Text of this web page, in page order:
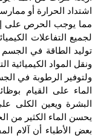
اشتداد الحرارة أو
مما يوجب الحرص على
لجميع التفاعلات
توليد الطاقة في
ونقل المواد الكيميائية
ولتوفير الرطوبة في
الماء على القيام
البشرة ويعين الكلى
يحسن الماء الكثير من
بعض الأطباء أن آلام